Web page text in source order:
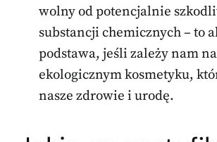
wolny od potencjalnie
substancji chemicznych – to
podstawa, jeśli zależy nam
ekologicznym kosmetyku,
nasze zdrowie i urodę.